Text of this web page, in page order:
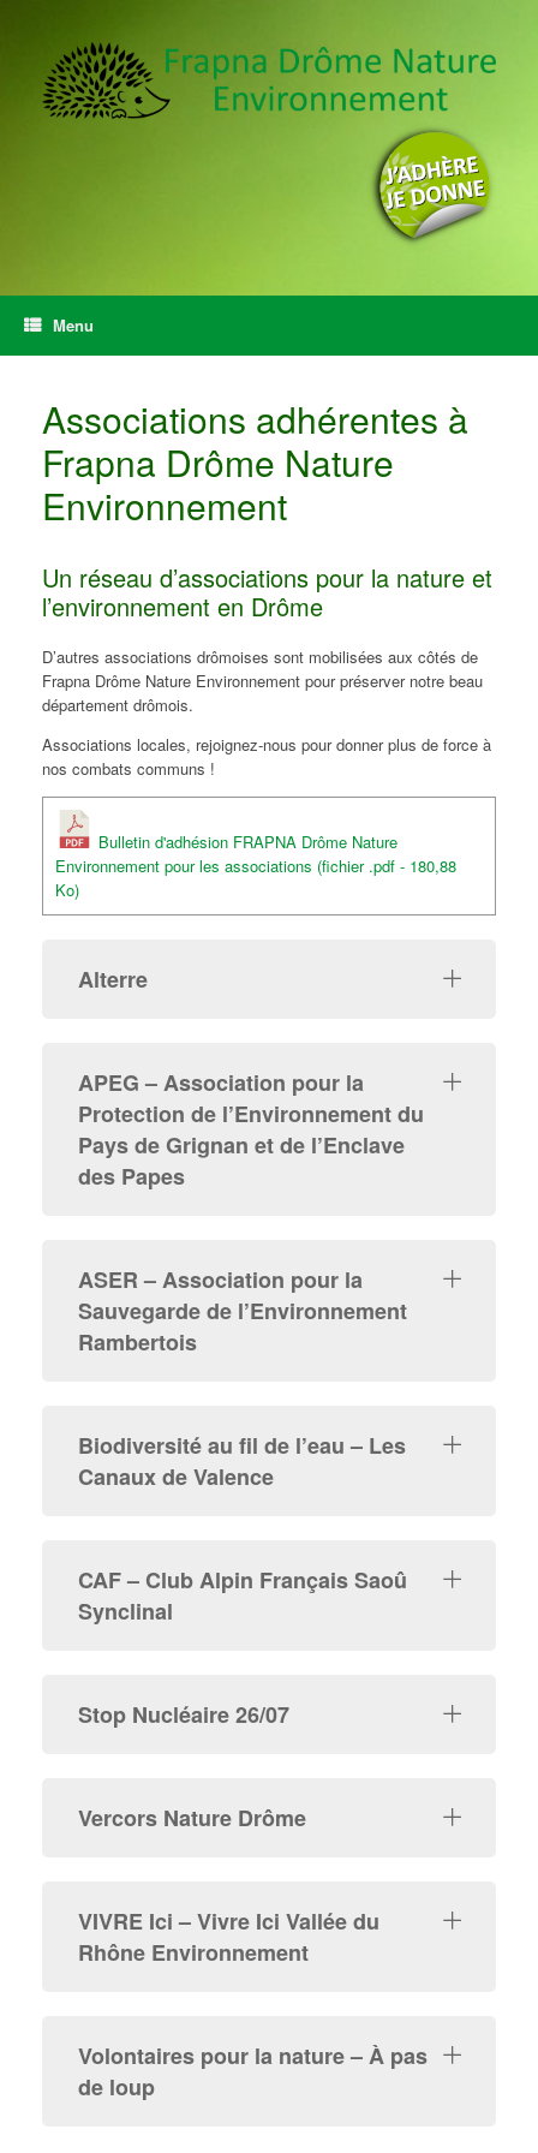
Menu
Associations adhérentes à
Frapna Drôme Nature
Environnement
Un réseau d’associations pour la nature et
l’environnement en Drôme
D’autres associations drômoises sont mobilisées aux côtés de
Frapna Drôme Nature Environnement pour préserver notre beau
département drômois.
Associations locales, rejoignez-nous pour donner plus de force à
nos combats communs !
Bulletin d'adhésion FRAPNA Drôme Nature
Environnement pour les associations (fichier .pdf - 180,88
Ko)
Alterre
APEG – Association pour la
Protection de l’Environnement du
Pays de Grignan et de l’Enclave
des Papes
ASER – Association pour la
Sauvegarde de l’Environnement
Rambertois
Biodiversité au fil de l’eau – Les
Canaux de Valence
CAF – Club Alpin Français Saoû
Synclinal
Stop Nucléaire 26/07
Vercors Nature Drôme
VIVRE Ici – Vivre Ici Vallée du
Rhône Environnement
Volontaires pour la nature – À pas
de loup